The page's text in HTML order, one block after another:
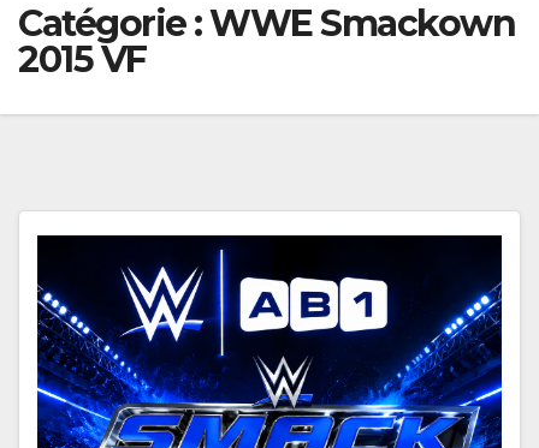
Catégorie :WWE Smackown
2015 VF